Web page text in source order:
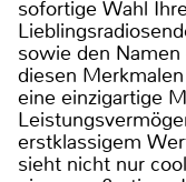
sofortige Wahl Ihres
sowie den Namen des Radiosenders an. Mit all
diesen Merkmalen
eine einzigartige
Leistungsvermögen, unverkennbarem
erstklassigem
sieht nicht nur